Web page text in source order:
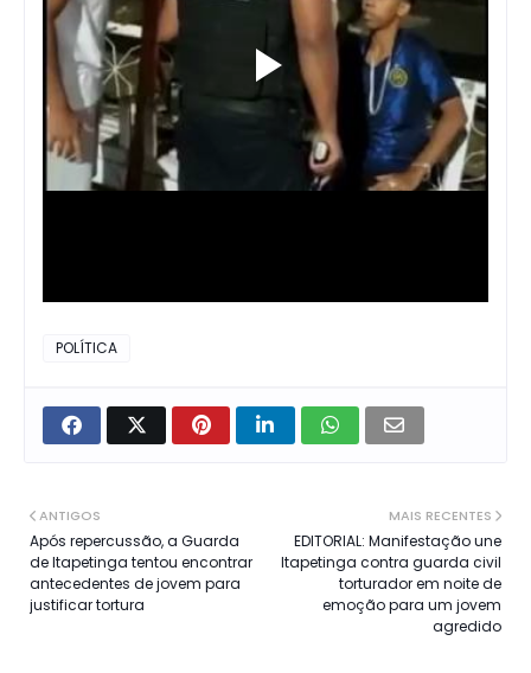
POLÍTICA
MAIS RECENTES
EDITORIAL: Manifestação une
Itapetinga contra guarda civil
torturador em noite de
emoção para um jovem
agredido
ANTIGOS
Após repercussão, a Guarda
de Itapetinga tentou encontrar
antecedentes de jovem para
justificar tortura